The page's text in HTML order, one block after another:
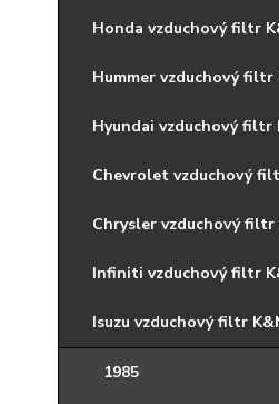
Honda vzduchový filtr
Hummer vzduchový filtr
Hyundai vzduchový filtr
Chevrolet vzduchový
Chrysler vzduchový filtr
Infiniti vzduchový filtr
Isuzu vzduchový filtr
1985